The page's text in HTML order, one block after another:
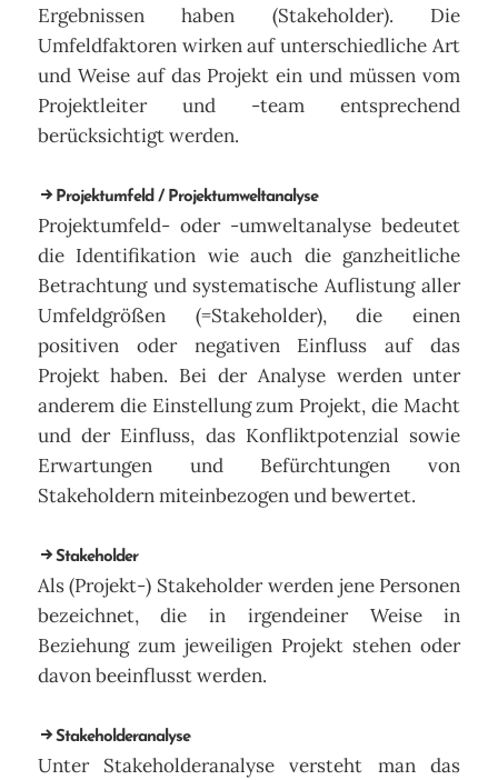
Ergebnissen haben (Stakeholder). Die
Umfeldfaktoren wirken auf unterschiedliche Art
und Weise auf das Projekt ein und müssen vom
Projektleiter und -team entsprechend
berücksichtigt werden.
Projektumfeld / Projektumweltanalyse
Projektumfeld- oder -umweltanalyse bedeutet
die Identifikation wie auch die ganzheitliche
Betrachtung und systematische Auflistung aller
Umfeldgrößen (=Stakeholder), die einen
positiven oder negativen Einfluss auf das
Projekt haben. Bei der Analyse werden unter
anderem die Einstellung zum Projekt, die Macht
und der Einfluss, das Konfliktpotenzial sowie
Erwartungen und Befürchtungen von
Stakeholdern miteinbezogen und bewertet.
Stakeholder
Als (Projekt-) Stakeholder werden jene Personen
bezeichnet, die in irgendeiner Weise in
Beziehung zum jeweiligen Projekt stehen oder
davon beeinflusst werden.
Stakeholderanalyse
Unter Stakeholderanalyse versteht man das